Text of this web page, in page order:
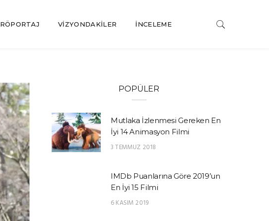
RÖPORTAJ VIZYONDAKILER İNCELEME
POPÜLER
Mutlaka İzlenmesi Gereken En
İyi 14 Animasyon Filmi
3 TEMMUZ 2018
IMDb Puanlarına Göre 2019’un
En İyi 15 Filmi
6 KASIM 2019